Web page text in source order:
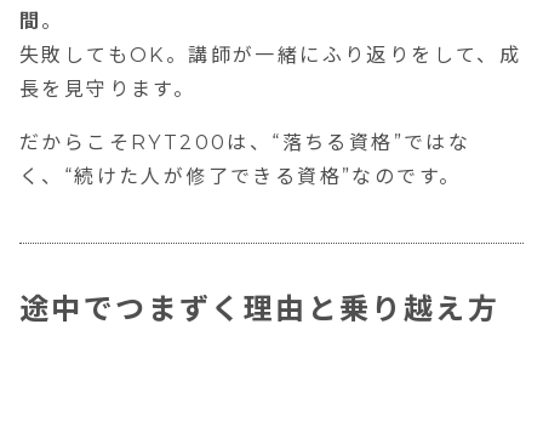
間 。
失敗してもOK。講師が一緒にふり返りをして、成
長を見守ります。
だからこそRYT200は、“落ちる資格”ではな
く、“続けた人が修了できる資格”なのです。
途中でつまずく理由と乗り越え方